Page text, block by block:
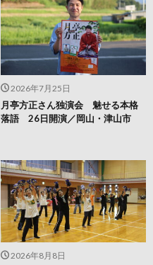
2026年8月8日
2026年7月25日
月亭方正さん独演会 魅せる本格
落語 26日開演／岡山・津山市